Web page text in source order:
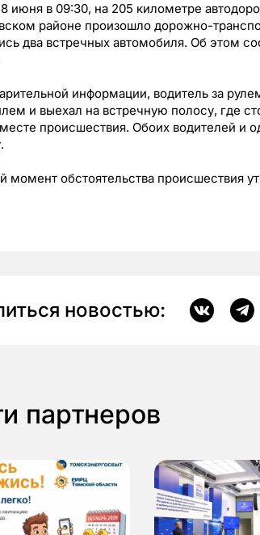
июня в 09:30, на 205 километре
районе произошло дорожно-
два встречных автомобиля. Об этом
информации, водитель за
и выехал на встречную полосу, где
происшествия. Обоих водителей и
момент обстоятельства происшествия
новостью:
партнеров